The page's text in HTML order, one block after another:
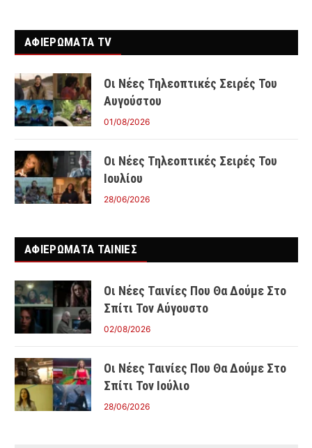
ΑΦΙΕΡΩΜΑΤΑ TV
Οι Νέες Τηλεοπτικές Σειρές Του
Αυγούστου
01/08/2026
Οι Νέες Τηλεοπτικές Σειρές Του
Ιουλίου
28/06/2026
ΑΦΙΕΡΩΜΑΤΑ ΤΑΙΝΊΕΣ
Οι Νέες Ταινίες Που Θα Δούμε Στο
Σπίτι Τον Αύγουστο
02/08/2026
Οι Νέες Ταινίες Που Θα Δούμε Στο
Σπίτι Τον Ιούλιο
28/06/2026